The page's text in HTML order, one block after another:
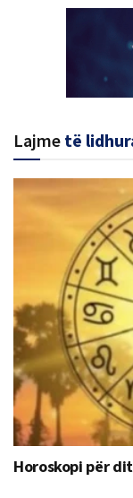
Lajme të
Horoskopi për